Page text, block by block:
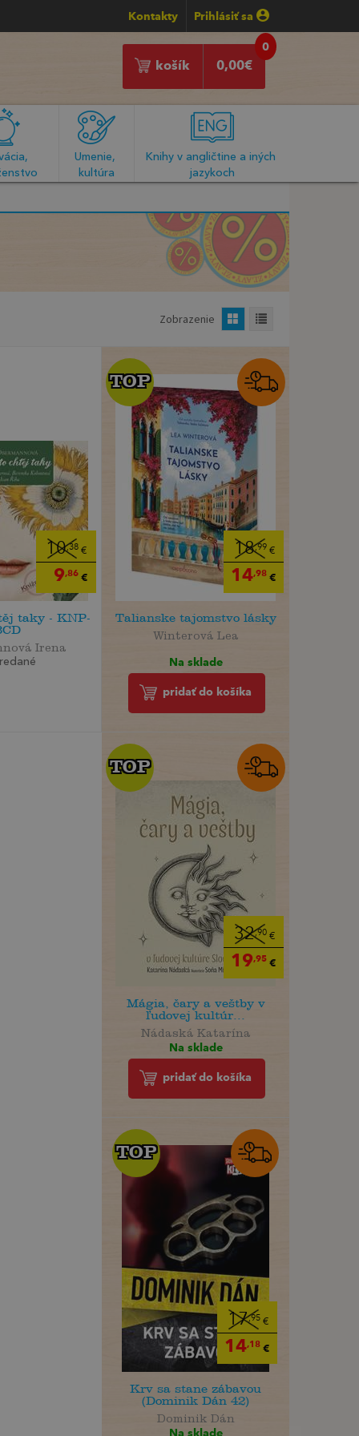
Kontakty Prihlásiť sa
0
0,00€
košík
Umenie,
kultúra
Knihy v angličtine a iných
jazykoch
Zobrazenie
10,38 €
9,86 €
taky - KNP-
Irena
18,99 €
14,98€
TOP
TOP
Talianske tajomstvo lásky
Winterová Lea
Na sklade
pridať do košíka
32,90€
19,95€
TOP
TOP
Mágia, čary a veštby v
ľudovej kultúr...
Nádaská Katarína
Na sklade
pridať do košíka
17,95€
14,18€
TOP
TOP
Krv sa stane zábavou
(Dominik Dán 42)
Dominik Dán
Na sklade